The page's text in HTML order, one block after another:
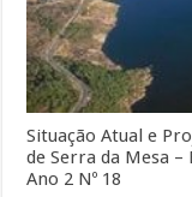
Situação Atual e
de Serra da Mesa
Ano 2 Nº 18